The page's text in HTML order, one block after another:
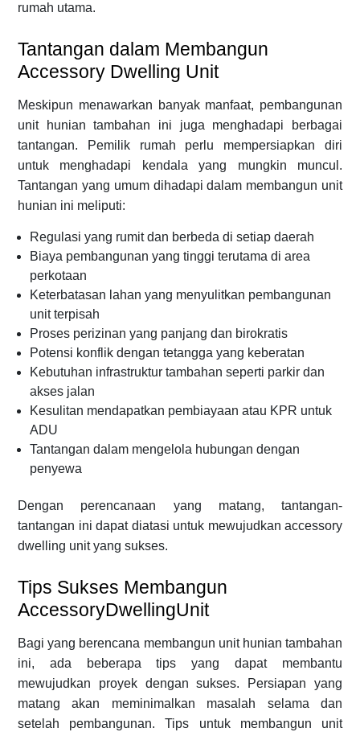
rumah utama.
Tantangan dalam Membangun
Accessory Dwelling Unit
Meskipun menawarkan banyak manfaat, pembangunan
unit hunian tambahan ini juga menghadapi berbagai
tantangan. Pemilik rumah perlu mempersiapkan diri
untuk menghadapi kendala yang mungkin muncul.
Tantangan yang umum dihadapi dalam membangun unit
hunian ini meliputi:
Regulasi yang rumit dan berbeda di setiap daerah
Biaya pembangunan yang tinggi terutama di area
perkotaan
Keterbatasan lahan yang menyulitkan pembangunan
unit terpisah
Proses perizinan yang panjang dan birokratis
Potensi konflik dengan tetangga yang keberatan
Kebutuhan infrastruktur tambahan seperti parkir dan
akses jalan
Kesulitan mendapatkan pembiayaan atau KPR untuk
ADU
Tantangan dalam mengelola hubungan dengan
penyewa
Dengan perencanaan yang matang, tantangan-
tantangan ini dapat diatasi untuk mewujudkan accessory
dwelling unit yang sukses.
Tips Sukses Membangun
AccessoryDwellingUnit
Bagi yang berencana membangun unit hunian tambahan
ini, ada beberapa tips yang dapat membantu
mewujudkan proyek dengan sukses. Persiapan yang
matang akan meminimalkan masalah selama dan
setelah pembangunan. Tips untuk membangun unit